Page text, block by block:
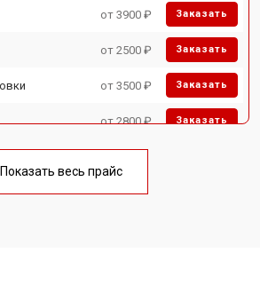
от 3900 ₽ Заказать
от 2500 ₽ Заказать
от 3500 ₽ Заказать
от 2800 ₽ Заказать
от 2500 ₽
Показать весь прайс